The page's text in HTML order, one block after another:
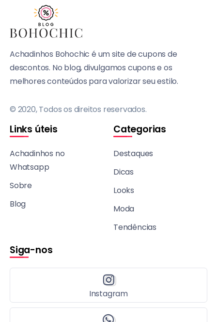
Achadinhos Bohochic é um site de cupons de
descontos. No blog, divulgamos cupons e os
melhores conteúdos para valorizar seu estilo.
© 2020, Todos os direitos reservados.
Links úteis
Achadinhos no
Whatsapp
Sobre
Blog
Categorias
Destaques
Dicas
Looks
Moda
Tendências
Siga-nos
Instagram